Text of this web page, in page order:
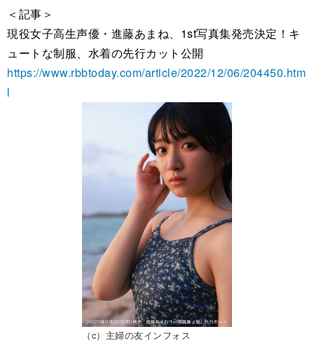
＜記事＞
現役女子高生声優・進藤あまね、1st写真集発売決定！キ
ュートな制服、水着の先行カット公開
https://www.rbbtoday.com/article/2022/12/06/204450.htm
l
（c）主婦の友インフォス